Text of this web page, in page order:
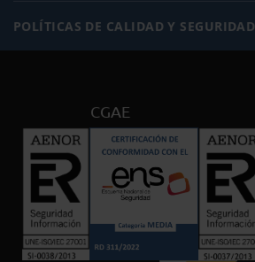
POLÍTICAS DE CALIDAD Y SEGURIDAD
CGAE